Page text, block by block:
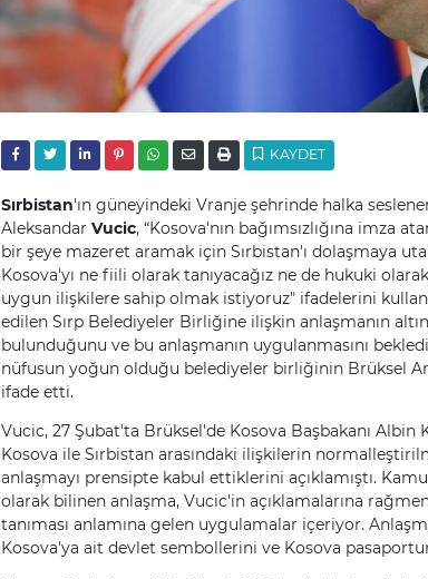
KAYDET
Sırbistan'ın güneyindeki Vranje şehrinde halka
Aleksandar Vucic, “Kosova'nın bağımsızlığına imza
bir şeye mazeret aramak için Sırbistan'ı dolaşmaya
Kosova'yı ne fiili olarak tanıyacağız ne de hukuki
uygun ilişkilere sahip olmak istiyoruz" ifadelerini
edilen Sırp Belediyeler Birliğine ilişkin anlaşmanın
bulunduğunu ve bu anlaşmanın uygulanmasını
nüfusun yoğun olduğu belediyeler birliğinin Brüksel
ifade etti.
Vucic, 27 Şubat'ta Brüksel'de Kosova Başbakanı
Kosova ile Sırbistan arasındaki ilişkilerin
anlaşmayı prensipte kabul ettiklerini açıklamıştı.
olarak bilinen anlaşma, Vucic'in açıklamalarına
tanıması anlamına gelen uygulamalar içeriyor.
Kosova'ya ait devlet sembollerini ve Kosova